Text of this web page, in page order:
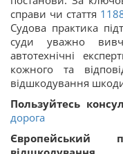
справи чи стаття
Судова практика
суди уважно
автотехнічні
кожного та
відшкодування
Пользуйтесь
дорога
Європейський